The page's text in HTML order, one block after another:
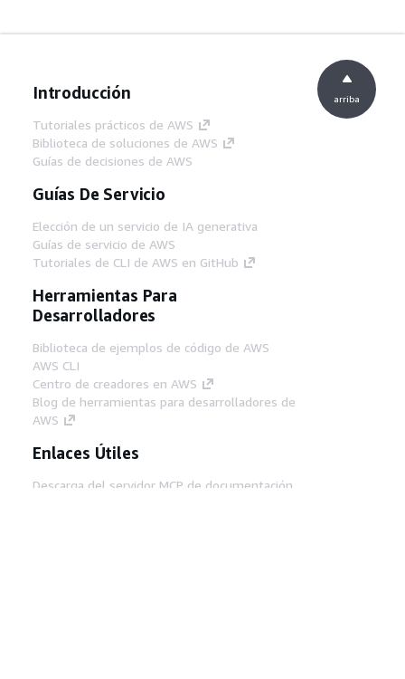
Introducción
Tutoriales prácticos de AWS
Biblioteca de soluciones de AWS
Guías de decisiones de AWS
Guías De Servicio
Elección de un servicio de IA generativa
Guías de servicio de AWS
Tutoriales de CLI de AWS en GitHub
Herramientas Para
Desarrolladores
Biblioteca de ejemplos de código de AWS
AWS CLI
Centro de creadores en AWS
Blog de herramientas para desarrolladores de
AWS
Enlaces Útiles
Descarga del servidor MCP de documentación
arriba